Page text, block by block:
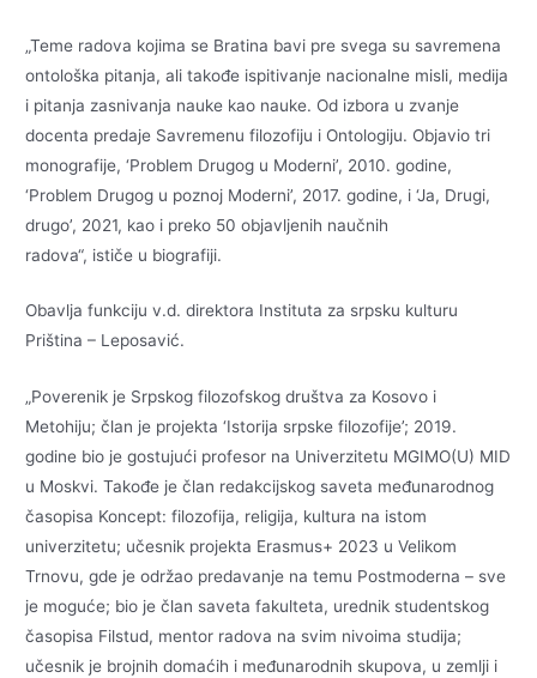
„Teme radova kojima se Bratina bavi pre svega su savremena
ontološka pitanja, ali takođe ispitivanje nacionalne misli, medija
i pitanja zasnivanja nauke kao nauke. Od izbora u zvanje
docenta predaje Savremenu filozofiju i Ontologiju. Objavio tri
monografije, ‘Problem Drugog u Moderni’, 2010. godine,
‘Problem Drugog u poznoj Moderni’, 2017. godine, i ‘Ja, Drugi,
drugo’, 2021, kao i preko 50 objavljenih naučnih
radova“, ističe u biografiji.
Obavlja funkciju v.d. direktora Instituta za srpsku kulturu
Priština – Leposavić.
„Poverenik je Srpskog filozofskog društva za Kosovo i
Metohiju; član je projekta ‘Istorija srpske filozofije’; 2019.
godine bio je gostujući profesor na Univerzitetu MGIMO(U) MID
u Moskvi. Takođe je član redakcijskog saveta međunarodnog
časopisa Koncept: filozofija, religija, kultura na istom
univerzitetu; učesnik projekta Erasmus+ 2023 u Velikom
Trnovu, gde je održao predavanje na temu Postmoderna – sve
je moguće; bio je član saveta fakulteta, urednik studentskog
časopisa Filstud, mentor radova na svim nivoima studija;
učesnik je brojnih domaćih i međunarodnih skupova, u zemlji i